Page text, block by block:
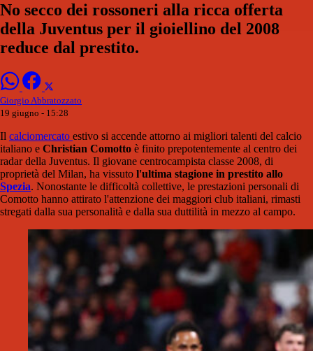
No secco dei rossoneri alla ricca offerta
della Juventus per il gioiellino del 2008
reduce dal prestito.
Giorgio Abbratozzato
19 giugno - 15:28
Il calciomercato estivo si accende attorno ai migliori talenti del calcio
italiano e Christian Comotto è finito prepotentemente al centro dei
radar della Juventus. Il giovane centrocampista classe 2008, di
proprietà del Milan, ha vissuto l'ultima stagione in prestito allo
Spezia. Nonostante le difficoltà collettive, le prestazioni personali di
Comotto hanno attirato l'attenzione dei maggiori club italiani, rimasti
stregati dalla sua personalità e dalla sua duttilità in mezzo al campo.